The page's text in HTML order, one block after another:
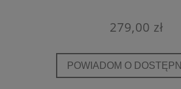
279,00 zł
POWIADOM O